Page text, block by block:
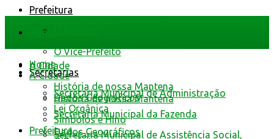
Prefeitura
O Vice-Prefeito
Secretarias
Secretaria Municipal de Administração
Secretaria Municipal da Fazenda
Secretaria Municipal de Assistência Social,
Home
A Cidade
História de nossa Mantena
Dados Geográficos
Home
A Cidade
História de nossa Mantena
Dados Geográficos
Lei Orgânica
Símbolos e Hino
Prefeitura